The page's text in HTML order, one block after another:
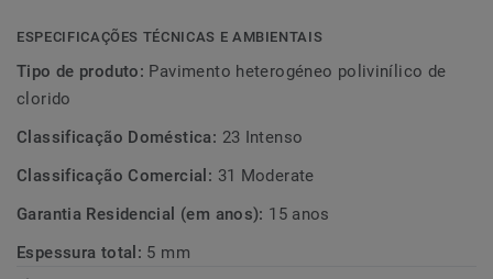
ESPECIFICAÇÕES TÉCNICAS E AMBIENTAIS
Tipo de produto: Pavimento heterogéneo polivinílico de
clorido
Classificação Doméstica: 23 Intenso
Classificação Comercial: 31 Moderate
Garantia Residencial (em anos): 15 anos
Espessura total: 5 mm